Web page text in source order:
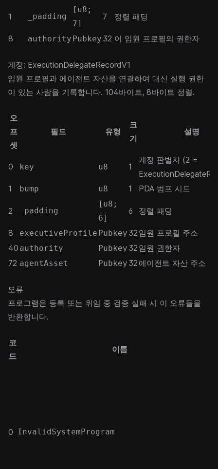
1 _padding
[u8;
7]
7 정렬 패딩
8 authority Pubkey 32 이 임원 프로필의 권한자
계정: ExecutionDelegateRecordV1
임원 프로필과 에이전트 자산을 연결하여 대신 실행 권한
이 있는 사람을 기록합니다. 104바이트, 8바이트 정렬.
오
프
셋
필드 유형
크
기
설명
0 key u8 1
계정 판별자 (2 =
1
bump u8 1 PDA 범프 시드
2 _padding
[u8;
6]
6 정렬 패딩
8 executiveProfile Pubkey 32 임원 프로필 주소
40 authority Pubkey 32 임원 권한자
72 agentAsset Pubkey 32 에이전트 자산 주소
오류
프로그램은 등록 또는 위임 중 검증 실패 시 이 오류들을
반환합니다.
코
드
이름
0 InvalidSystemProgram